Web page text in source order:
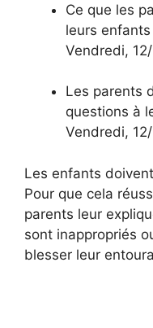
Ce que les
leurs
Vendredi,
Les parents
questions à
Vendredi,
Les enfants
Pour que cela
parents leur
sont inappropriés
blesser leur